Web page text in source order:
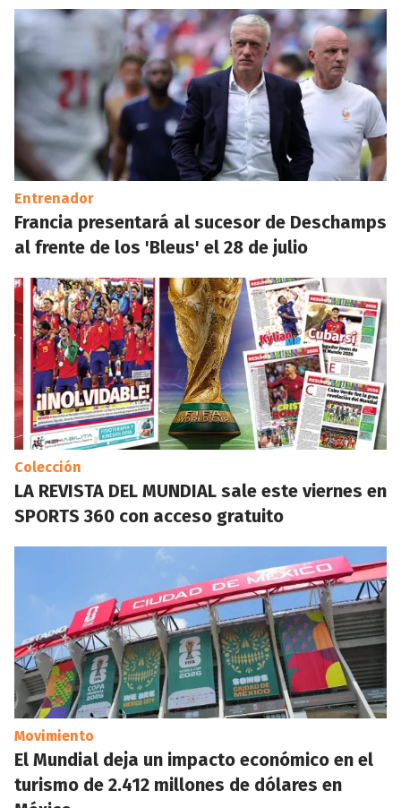
Entrenador
Francia presentará al sucesor de Deschamps
al frente de los 'Bleus' el 28 de julio
Colección
LA REVISTA DEL MUNDIAL sale este viernes en
SPORTS 360 con acceso gratuito
Movimiento
El Mundial deja un impacto económico en el
turismo de 2.412 millones de dólares en